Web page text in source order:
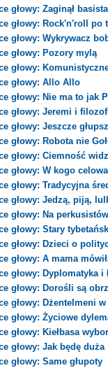
głowy: Zaginął basista
głowy: Rock'n'roll po
głowy: Wykrywacz
głowy: Pozory mylą
głowy:
głowy: Allo Allo
głowy: Nie ma to jak
głowy: Jeremi i
głowy: Jeszcze
głowy: Robota nie
głowy: Ciemność
głowy: W kogo
głowy: Tradycyjna
głowy: Jedzą, piją,
głowy: Na perkusistów
głowy: Stary
głowy: Dzieci o
głowy: A mama
głowy: Dyplomatyka i
głowy: Dorośli są
głowy: Dżentelmeni
głowy: Życiowe
głowy: Kiełbasa
głowy: Jak będę duża
głowy: Same głupoty